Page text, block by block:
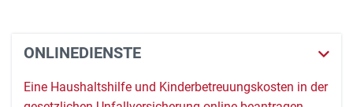
ONLINEDIENSTE
Eine Haushaltshilfe und Kinderbetreuungskosten in der